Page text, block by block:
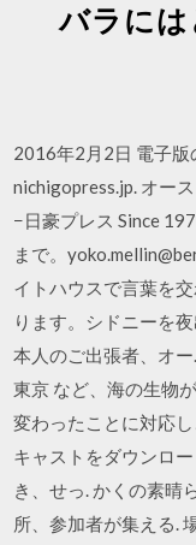
バラに
2016年2月2日 電子版
nichigopress.jp. オー
−日豪プレス Since
まで。
イトハウスで言葉を
ります。シドニーを
本人のご出張者、オ
東京 など、海の生物
変わったことに対応
キャストをダウンロ
き、せっ. かくの素晴
所、参加者が集える.